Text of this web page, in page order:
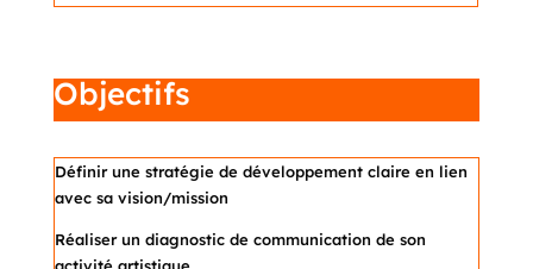
Objectifs
Définir une stratégie de développement claire en lien
avec sa vision/mission
Réaliser un diagnostic de communication de son